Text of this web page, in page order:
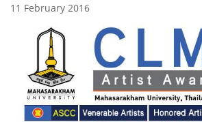
11 February 2016